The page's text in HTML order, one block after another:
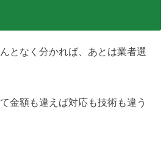
となく分かれば、あとは業者選
金額も違えば対応も技術も違う